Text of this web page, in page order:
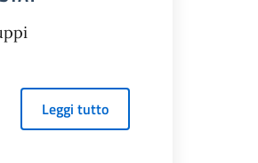
– CALCIO A 5
Leggi tuttoabout